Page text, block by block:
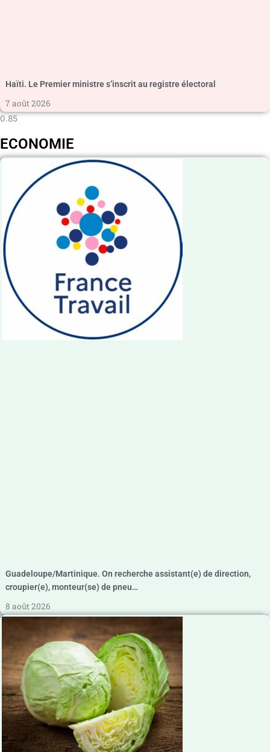
Haïti. Le Premier ministre s’inscrit au registre électoral
7 août 2026
ECONOMIE
Guadeloupe/Martinique. On recherche assistant(e) de direction,
croupier(e), monteur(se) de pneu…
8 août 2026